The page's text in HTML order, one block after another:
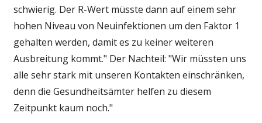
schwierig. Der R-Wert müsste dann auf einem sehr
hohen Niveau von Neuinfektionen um den Faktor 1
gehalten werden, damit es zu keiner weiteren
Ausbreitung kommt." Der Nachteil: "Wir müssten uns
alle sehr stark mit unseren Kontakten einschränken,
denn die Gesundheitsämter helfen zu diesem
Zeitpunkt kaum noch."